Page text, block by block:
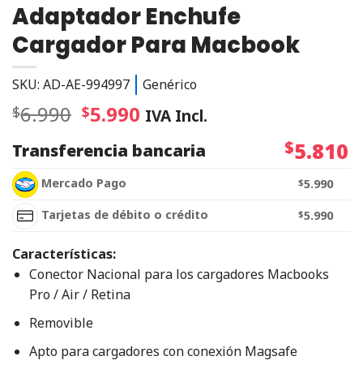
Adaptador Enchufe
Cargador Para Macbook
SKU: AD-AE-994997 Genérico
$6.990 $5.990 IVA Incl.
Transferencia bancaria
$5.810
Mercado Pago $5.990
Tarjetas de débito o crédito $5.990
Características:
Conector Nacional para los cargadores Macbooks
Pro / Air / Retina
Removible
Apto para cargadores con conexión Magsafe